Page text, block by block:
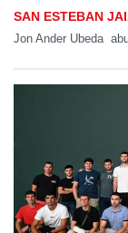
SAN ESTEBAN
Jon Ander Ubeda